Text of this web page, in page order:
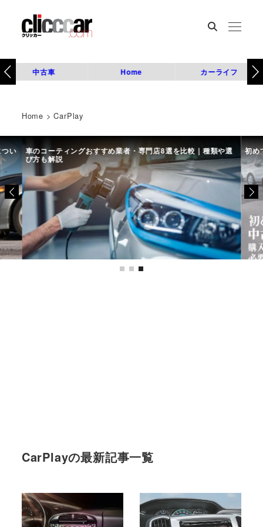
中古車 Home カーライフ
Home >CarPlay
い 車のコーティングおすすめ業者・専門店8選を比較｜種類や選
び方も解説
初め
CarPlayの最新記事一覧